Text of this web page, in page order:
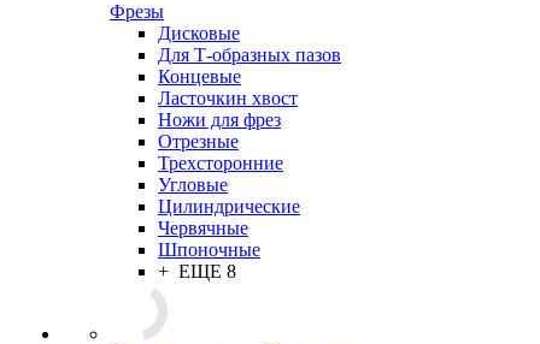
Фрезы
Дисковые
Для Т-образных пазов
Концевые
Ласточкин хвост
Ножи для фрез
Отрезные
Трехсторонние
Угловые
Цилиндрические
Червячные
Шпоночные
+ ЕЩЕ 8